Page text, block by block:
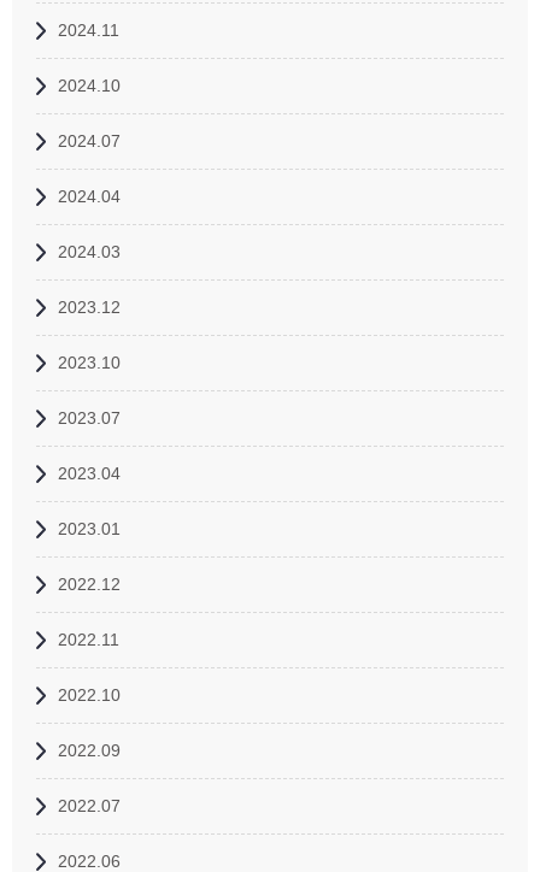
2024.11
2024.10
2024.07
2024.04
2024.03
2023.12
2023.10
2023.07
2023.04
2023.01
2022.12
2022.11
2022.10
2022.09
2022.07
2022.06